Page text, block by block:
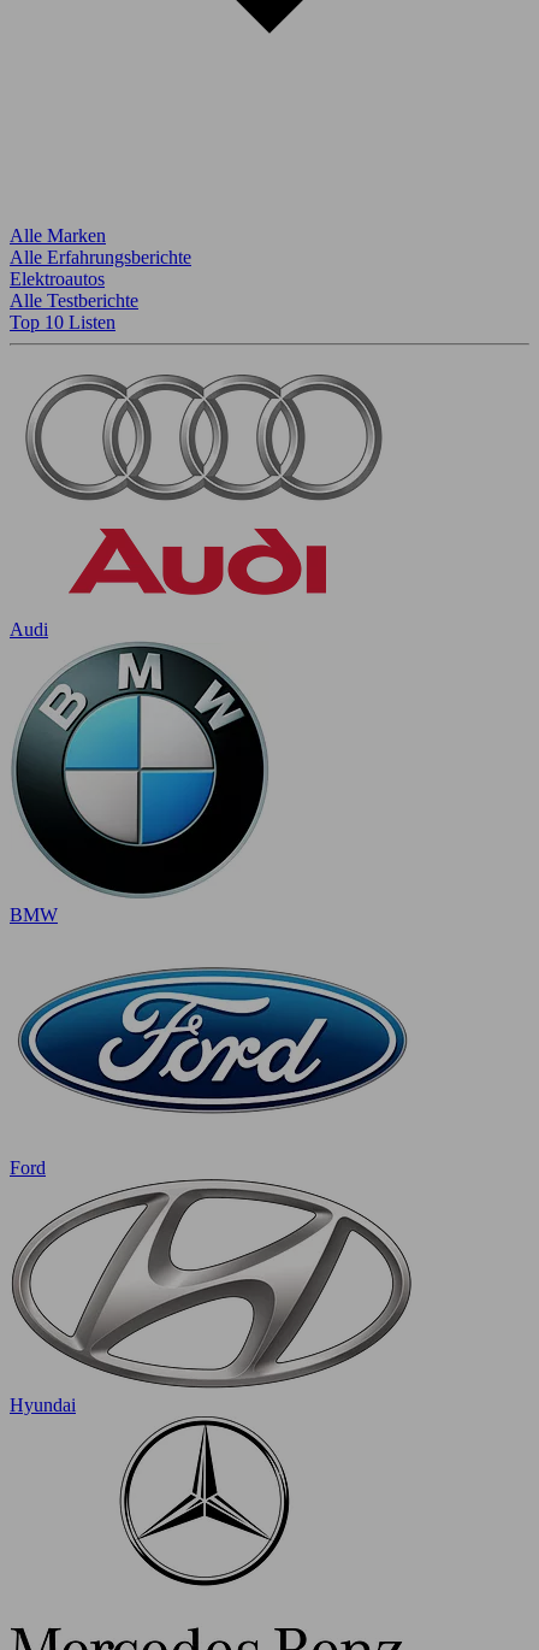
Alle Marken
Alle Erfahrungsberichte
Elektroautos
Alle Testberichte
Top 10 Listen
Audi
BMW
Ford
Hyundai